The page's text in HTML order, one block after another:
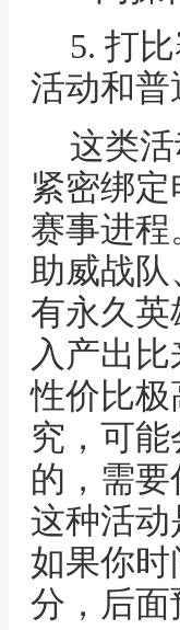
5. 打
活动和
这类
紧密绑
赛事进
助威战
有永久
入产出
性价比
究，可
的，需
这种活
如果你时
分，后